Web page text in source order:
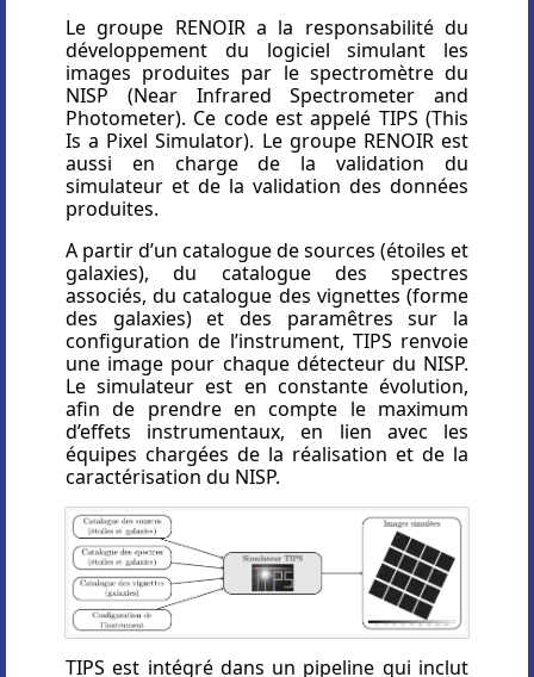
Le groupe RENOIR a la responsabilité du
développement du logiciel simulant les
images produites par le spectromètre du
NISP (Near Infrared Spectrometer and
Photometer). Ce code est appelé TIPS (This
Is a Pixel Simulator). Le groupe RENOIR est
aussi en charge de la validation du
simulateur et de la validation des données
produites.
A partir d’un catalogue de sources (étoiles et
galaxies), du catalogue des spectres
associés, du catalogue des vignettes (forme
des galaxies) et des paramêtres sur la
configuration de l’instrument, TIPS renvoie
une image pour chaque détecteur du NISP.
Le simulateur est en constante évolution,
afin de prendre en compte le maximum
d’effets instrumentaux, en lien avec les
équipes chargées de la réalisation et de la
caractérisation du NISP.
TIPS est intégré dans un pipeline qui inclut